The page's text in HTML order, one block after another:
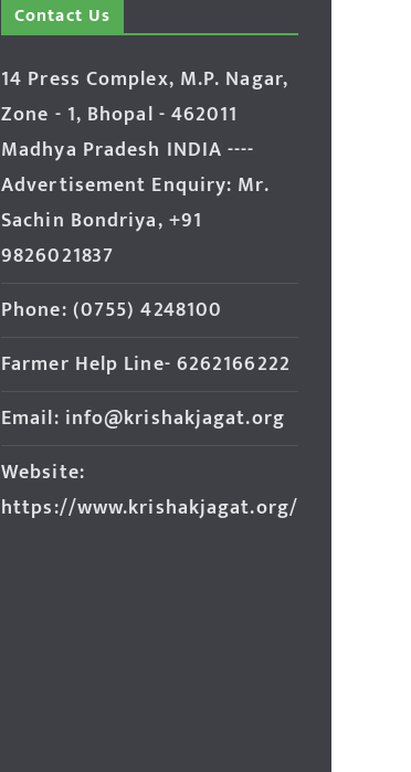
Contact Us
14 Press Complex, M.P. Nagar,
Zone - 1, Bhopal - 462011
Madhya Pradesh INDIA ----
Advertisement Enquiry: Mr.
Sachin Bondriya, +91
9826021837
Phone: (0755) 4248100
Farmer Help Line- 6262166222
Email: info@krishakjagat.org
Website:
https://www.krishakjagat.org/